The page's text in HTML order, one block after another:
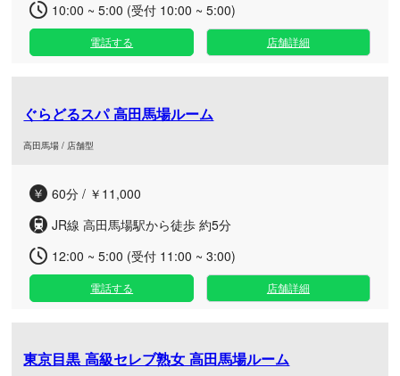
10:00 ~ 5:00 (受付 10:00 ~ 5:00)
電話する 店舗詳細
ぐらどるスパ 高田馬場ルーム
高田馬場 / 店舗型
60分 / ￥11,000
JR線 高田馬場駅から徒歩 約5分
12:00 ~ 5:00 (受付 11:00 ~ 3:00)
電話する 店舗詳細
東京目黒 高級セレブ熟女 高田馬場ルーム